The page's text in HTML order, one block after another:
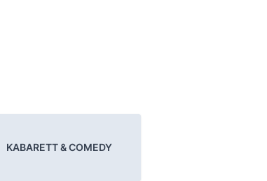
KABARETT & COMEDY